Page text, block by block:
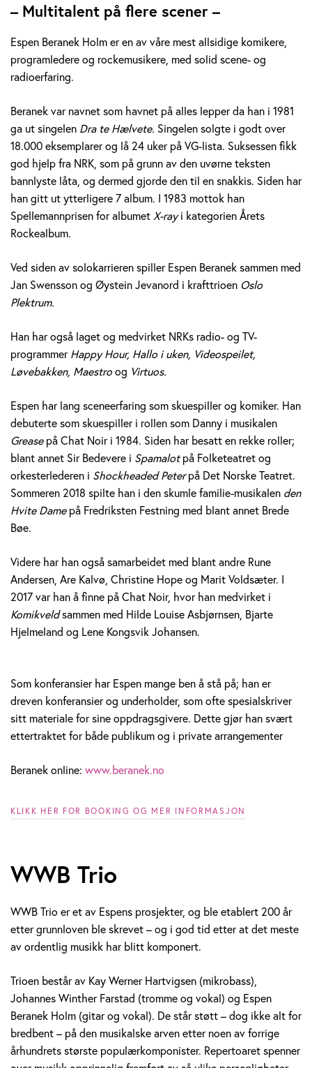
p
e
n
B
e
r
a
n
e
k
H
o
l
m
– Multitalent på flere scener –
Espen Beranek Holm er en av våre mest allsidige komikere,
programledere og rockemusikere, med solid scene- og
radioerfaring.
Beranek var navnet som havnet på alles lepper da han i 1981
ga ut singelen Dra te Hælvete. Singelen solgte i godt over
18.000 eksemplarer og lå 24 uker på VG-lista. Suksessen fikk
god hjelp fra NRK, som på grunn av den uvørne teksten
bannlyste låta, og dermed gjorde den til en snakkis. Siden har
han gitt ut ytterligere 7 album. I 1983 mottok han
Spellemannprisen for albumetX-rayi kategorien Årets
Rockealbum.
Ved siden av solokarrieren spiller Espen Beranek sammen med
Jan Swensson og Øystein Jevanord i krafttrioen Oslo
Plektrum.
Han har også laget og medvirket NRKs radio- og TV-
programmerHappy Hour, Hallo i uken, Videospeilet,
Løvebakken, Maestroog Virtuos.
Espen har lang sceneerfaring som skuespiller og komiker. Han
debuterte som skuespiller i rollen som Danny i musikalen
Greasepå Chat Noir i 1984. Siden har besatt en rekke roller;
blant annet Sir Bedevere i Spamalotpå Folketeatret og
orkesterlederen i Shockheaded Peterpå Det Norske Teatret.
Sommeren 2018 spilte han i den skumle familie-musikalen den
Hvite Damepå Fredriksten Festning med blant annet Brede
Bøe.
Videre har han også samarbeidet med blant andre Rune
Andersen, Are Kalvø, Christine Hope og Marit Voldsæter. I
2017 var han å finne på Chat Noir, hvor han medvirket i
Komikveldsammen med Hilde Louise Asbjørnsen, Bjarte
Hjelmeland og Lene Kongsvik Johansen.
Som konferansier har Espen mange ben å stå på; han er
dreven konferansier og underholder, som ofte spesialskriver
sitt materiale for sine oppdragsgivere. Dette gjør han svært
ettertraktet for både publikum og i private arrangementer
Beranek online: www.beranek.no
KLIKK HER FOR BOOKING OG MER INFORMASJON
WWB Trio
WWB Trio er et av Espens prosjekter, og ble etablert 200 år
etter grunnloven ble skrevet – og i god tid etter at det meste
av ordentlig musikk har blitt komponert.
Trioen består av Kay Werner Hartvigsen (mikrobass),
Johannes Winther Farstad (tromme og vokal) og Espen
Beranek Holm (gitar og vokal). De står støtt – dog ikke alt for
bredbent – på den musikalske arven etter noen av forrige
århundrets største populærkomponister. Repertoaret spenner